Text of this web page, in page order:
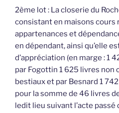
2ème lot : La closerie du
consistant en maisons cours
appartenances et
en dépendant, ainsi qu’elle
d’appréciation (en marge : 1
par Fogottin 1 625 livres non
bestiaux et par Besnard 1
pour la somme de 46 livres
ledit lieu suivant l’acte